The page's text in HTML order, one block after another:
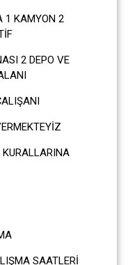
1 KAMYON 2
2 DEPO VE
SAATLERİ